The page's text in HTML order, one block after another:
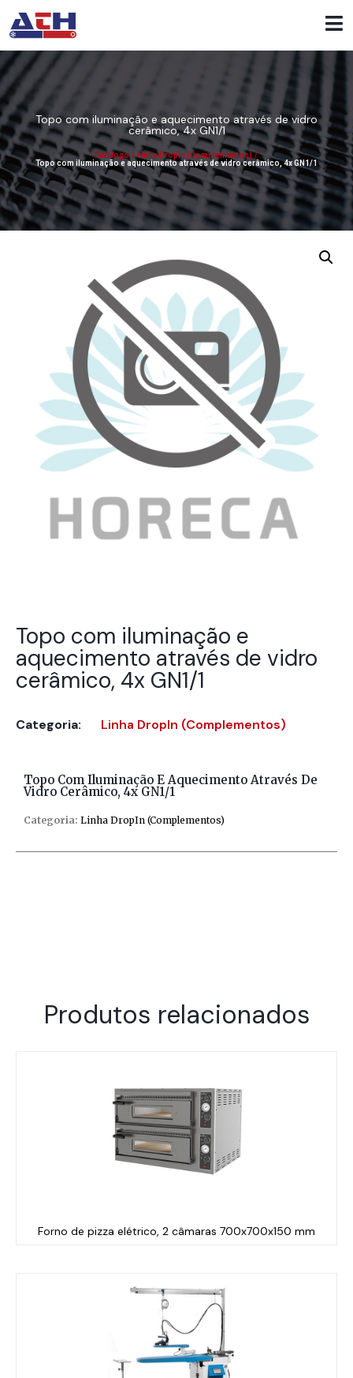
Topo com iluminação e aquecimento através de vidro
cerâmico, 4x GN1/1
Catálogo / Linha DropIn (Complementos) /
Topo com iluminação e aquecimento através de vidro cerâmico, 4x GN1/1
Topo com iluminação e
aquecimento através de vidro
cerâmico, 4x GN1/1
Categoria: Linha DropIn (Complementos)
Topo Com Iluminação E Aquecimento Através De
Vidro Cerâmico, 4x GN1/1
Categoria: Linha DropIn (Complementos)
Produtos relacionados
Forno de pizza elétrico, 2 câmaras 700x700x150 mm